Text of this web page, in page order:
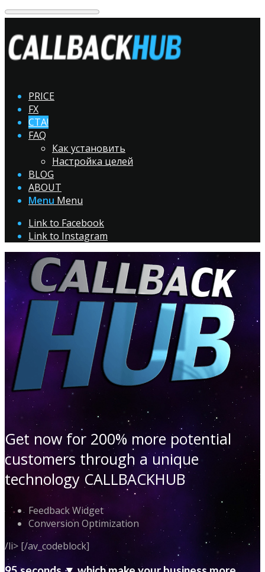
PRICE
FX
CTA!
FAQ
Как установить
Настройка целей
BLOG
ABOUT
Menu Menu
Link to Facebook
Link to Instagram
Get now for 200% more potential
customers through a unique
technology CALLBACKHUB
Feedback Widget
Conversion Optimization
/li> [/av_codeblock]